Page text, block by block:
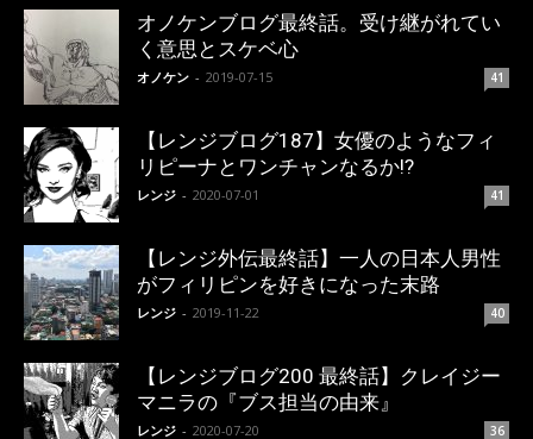
オノケンブログ最終話。受け継がれてい
く意思とスケベ心
オノケン - 2019-07-15 41
【レンジブログ187】女優のようなフィ
リピーナとワンチャンなるか!?
レンジ - 2020-07-01 41
【レンジ外伝最終話】一人の日本人男性
がフィリピンを好きになった末路
レンジ - 2019-11-22 40
【レンジブログ200 最終話】クレイジー
マニラの『ブス担当の由来』
レンジ - 2020-07-20 36